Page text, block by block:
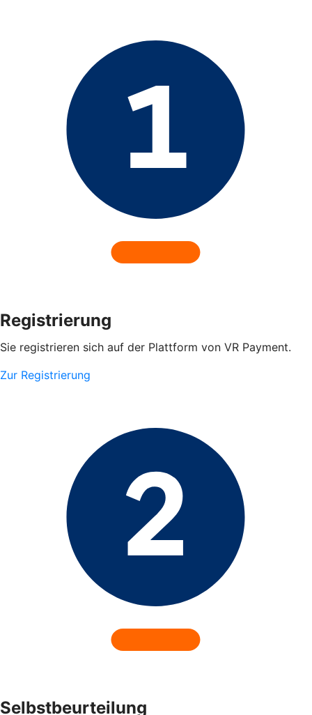
Registrierung
Sie registrieren sich auf der Plattform von VR Payment.
Zur Registrierung
Selbstbeurteilung